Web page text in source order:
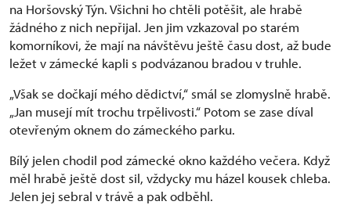
na Horšovský Týn. Všichni ho chtěli potěšit, ale hrabě
žádného z nich nepřijal. Jen jim vzkazoval po starém
komorníkovi, že mají na návštěvu ještě času dost, až bude
ležet v zámecké kapli s podvázanou bradou v truhle.
„Však se dočkají mého dědictví,“ smál se zlomyslně hrabě.
„Jan musejí mít trochu trpělivosti.“ Potom se zase díval
otevřeným oknem do zámeckého parku.
Bílý jelen chodil pod zámecké okno každého večera. Když
měl hrabě ještě dost sil, vždycky mu házel kousek chleba.
Jelen jej sebral v trávě a pak odběhl.